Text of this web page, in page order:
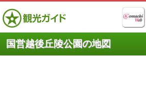
国営越後丘陵公園の地図